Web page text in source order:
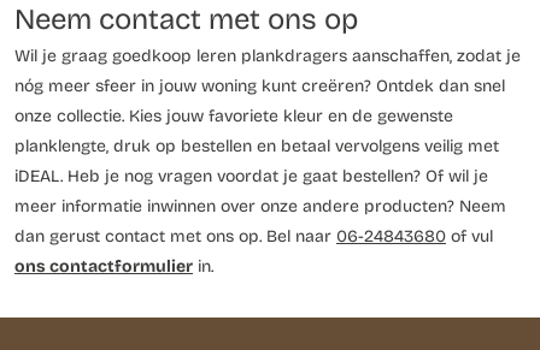
Neem contact met ons op
Wil je graag goedkoop leren plankdragers aanschaffen, zodat je
nóg meer sfeer in jouw woning kunt creëren? Ontdek dan snel
onze collectie. Kies jouw favoriete kleur en de gewenste
planklengte, druk op bestellen en betaal vervolgens veilig met
iDEAL. Heb je nog vragen voordat je gaat bestellen? Of wil je
meer informatie inwinnen over onze andere producten? Neem
dan gerust contact met ons op. Bel naar 06-24843680 of vul
ons contactformulier in.